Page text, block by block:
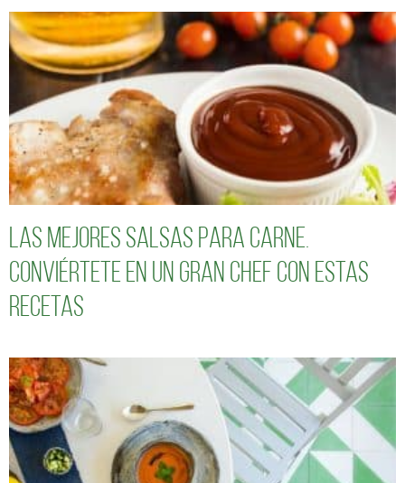
Las mejores salsas para carne.
Conviértete en un gran chef con estas
recetas